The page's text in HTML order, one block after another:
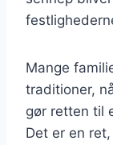
Mange
traditioner,
gør retten til
Det er en